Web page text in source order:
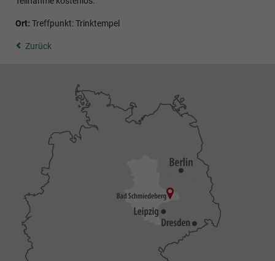
Ort: Treffpunkt: Trinktempel
Zurück